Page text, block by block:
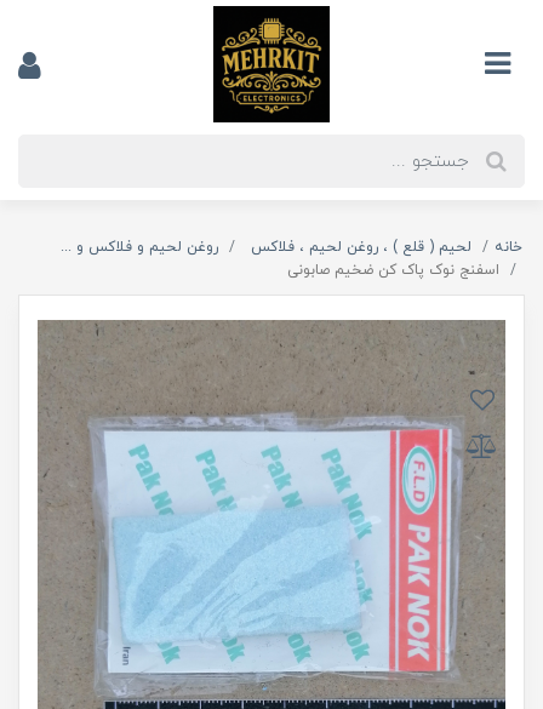
خانه لحیم ( قلع ) ، روغن لحیم ، فلاکس
روغن لحیم و فلاکس و ...
اسفنج نوک پاک کن ضخیم صابونی